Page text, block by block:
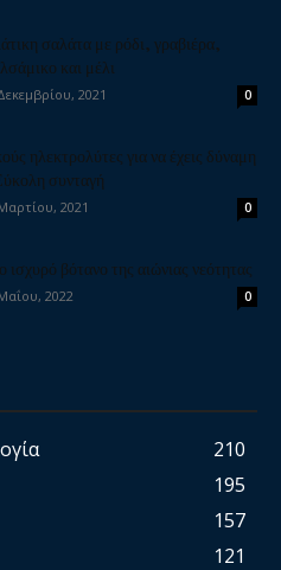
σαλάτα με ρόδι, γραβιέρα,
και μέλι
2021 0
ηλεκτρολύτες για να έχεις δύναμη
συνταγή
2021 0
ισχυρό βότανο της αιώνιας νεότητας
2022 0
210
195
157
121